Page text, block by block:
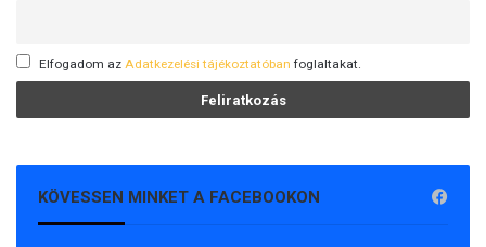
Elfogadom az Adatkezelési tájékoztatóban foglaltakat.
KÖVESSEN MINKET A FACEBOOKON